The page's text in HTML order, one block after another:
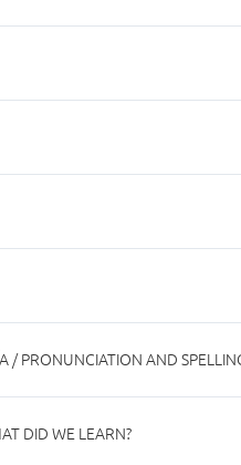
/ PRONUNCIATION AND
DID WE LEARN?